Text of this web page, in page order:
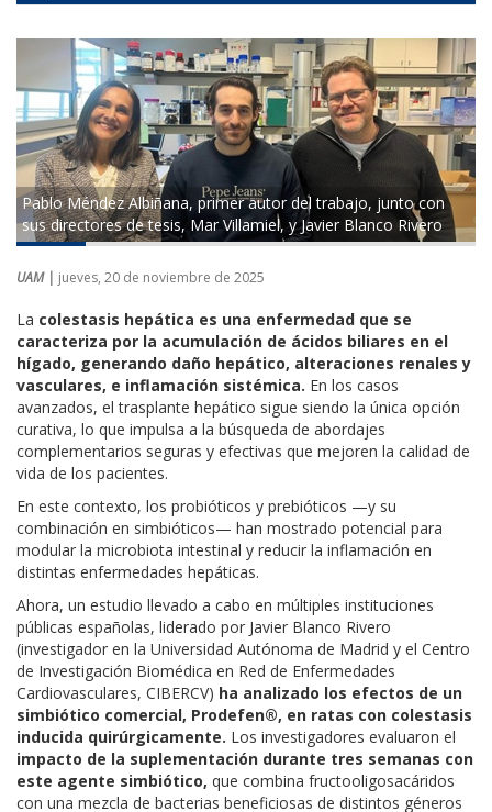
Pablo Méndez Albiñana, primer autor del trabajo, junto con
sus directores de tesis, Mar Villamiel, y Javier Blanco Rivero
UAM | jueves, 20 de noviembre de 2025
La colestasis hepática es una enfermedad que se
caracteriza por la acumulación de ácidos biliares en el
hígado, generando daño hepático, alteraciones renales y
vasculares, e inflamación sistémica. En los casos
avanzados, el trasplante hepático sigue siendo la única opción
curativa, lo que impulsa a la búsqueda de abordajes
complementarios seguras y efectivas que mejoren la calidad de
vida de los pacientes.
En este contexto, los probióticos y prebióticos —y su
combinación en simbióticos— han mostrado potencial para
modular la microbiota intestinal y reducir la inflamación en
distintas enfermedades hepáticas.
Ahora, un estudio llevado a cabo en múltiples instituciones
públicas españolas, liderado por Javier Blanco Rivero
(investigador en la Universidad Autónoma de Madrid y el Centro
de Investigación Biomédica en Red de Enfermedades
Cardiovasculares, CIBERCV) ha analizado los efectos de un
simbiótico comercial, Prodefen®, en ratas con colestasis
inducida quirúrgicamente. Los investigadores evaluaron el
impacto de la suplementación durante tres semanas con
este agente simbiótico, que combina fructooligosacáridos
con una mezcla de bacterias beneficiosas de distintos géneros